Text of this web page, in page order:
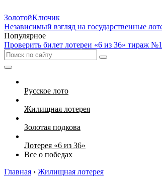
ЗолотойКлючик
Независимый взгляд на государственные
Популярное
Проверить билет лотереи «6 из 36» тираж
Русское лото
Жилищная лотерея
Золотая подкова
Лотерея «6 из 36»
Все о победах
Главная › Жилищная лотерея